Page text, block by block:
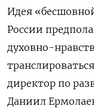
Идея
России
духовно-
директор по
Даниил